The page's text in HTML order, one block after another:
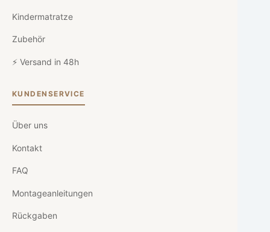
Kindermatratze
Zubehör
⚡ Versand in 48h
KUNDENSERVICE
Über uns
Kontakt
FAQ
Montageanleitungen
Rückgaben